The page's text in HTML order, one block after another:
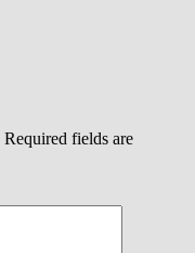
Required fields are